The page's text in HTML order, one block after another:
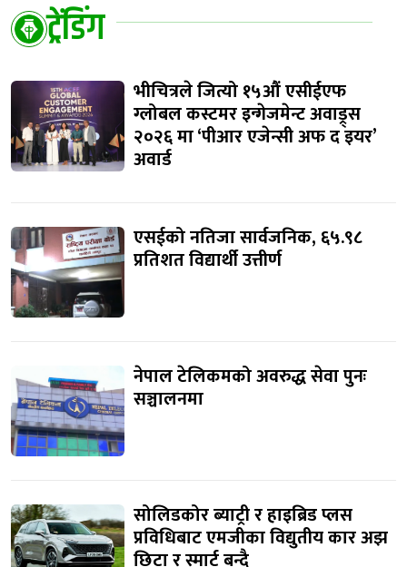
ट्रेंडिंग
भीचित्रले जित्यो १५औं एसीईएफ
ग्लोबल कस्टमर इन्गेजमेन्ट अवाड्र्स
२०२६ मा ‘पीआर एजेन्सी अफ द इयर’
अवार्ड
एसईको नतिजा सार्वजनिक, ६५.९८
प्रतिशत विद्यार्थी उत्तीर्ण
नेपाल टेलिकमको अवरुद्ध सेवा पुनः
सञ्चालनमा
सोलिडकोर ब्याट्री र हाइब्रिड प्लस
प्रविधिबाट एमजीका विद्युतीय कार अझ
छिटा र स्मार्ट बन्दै